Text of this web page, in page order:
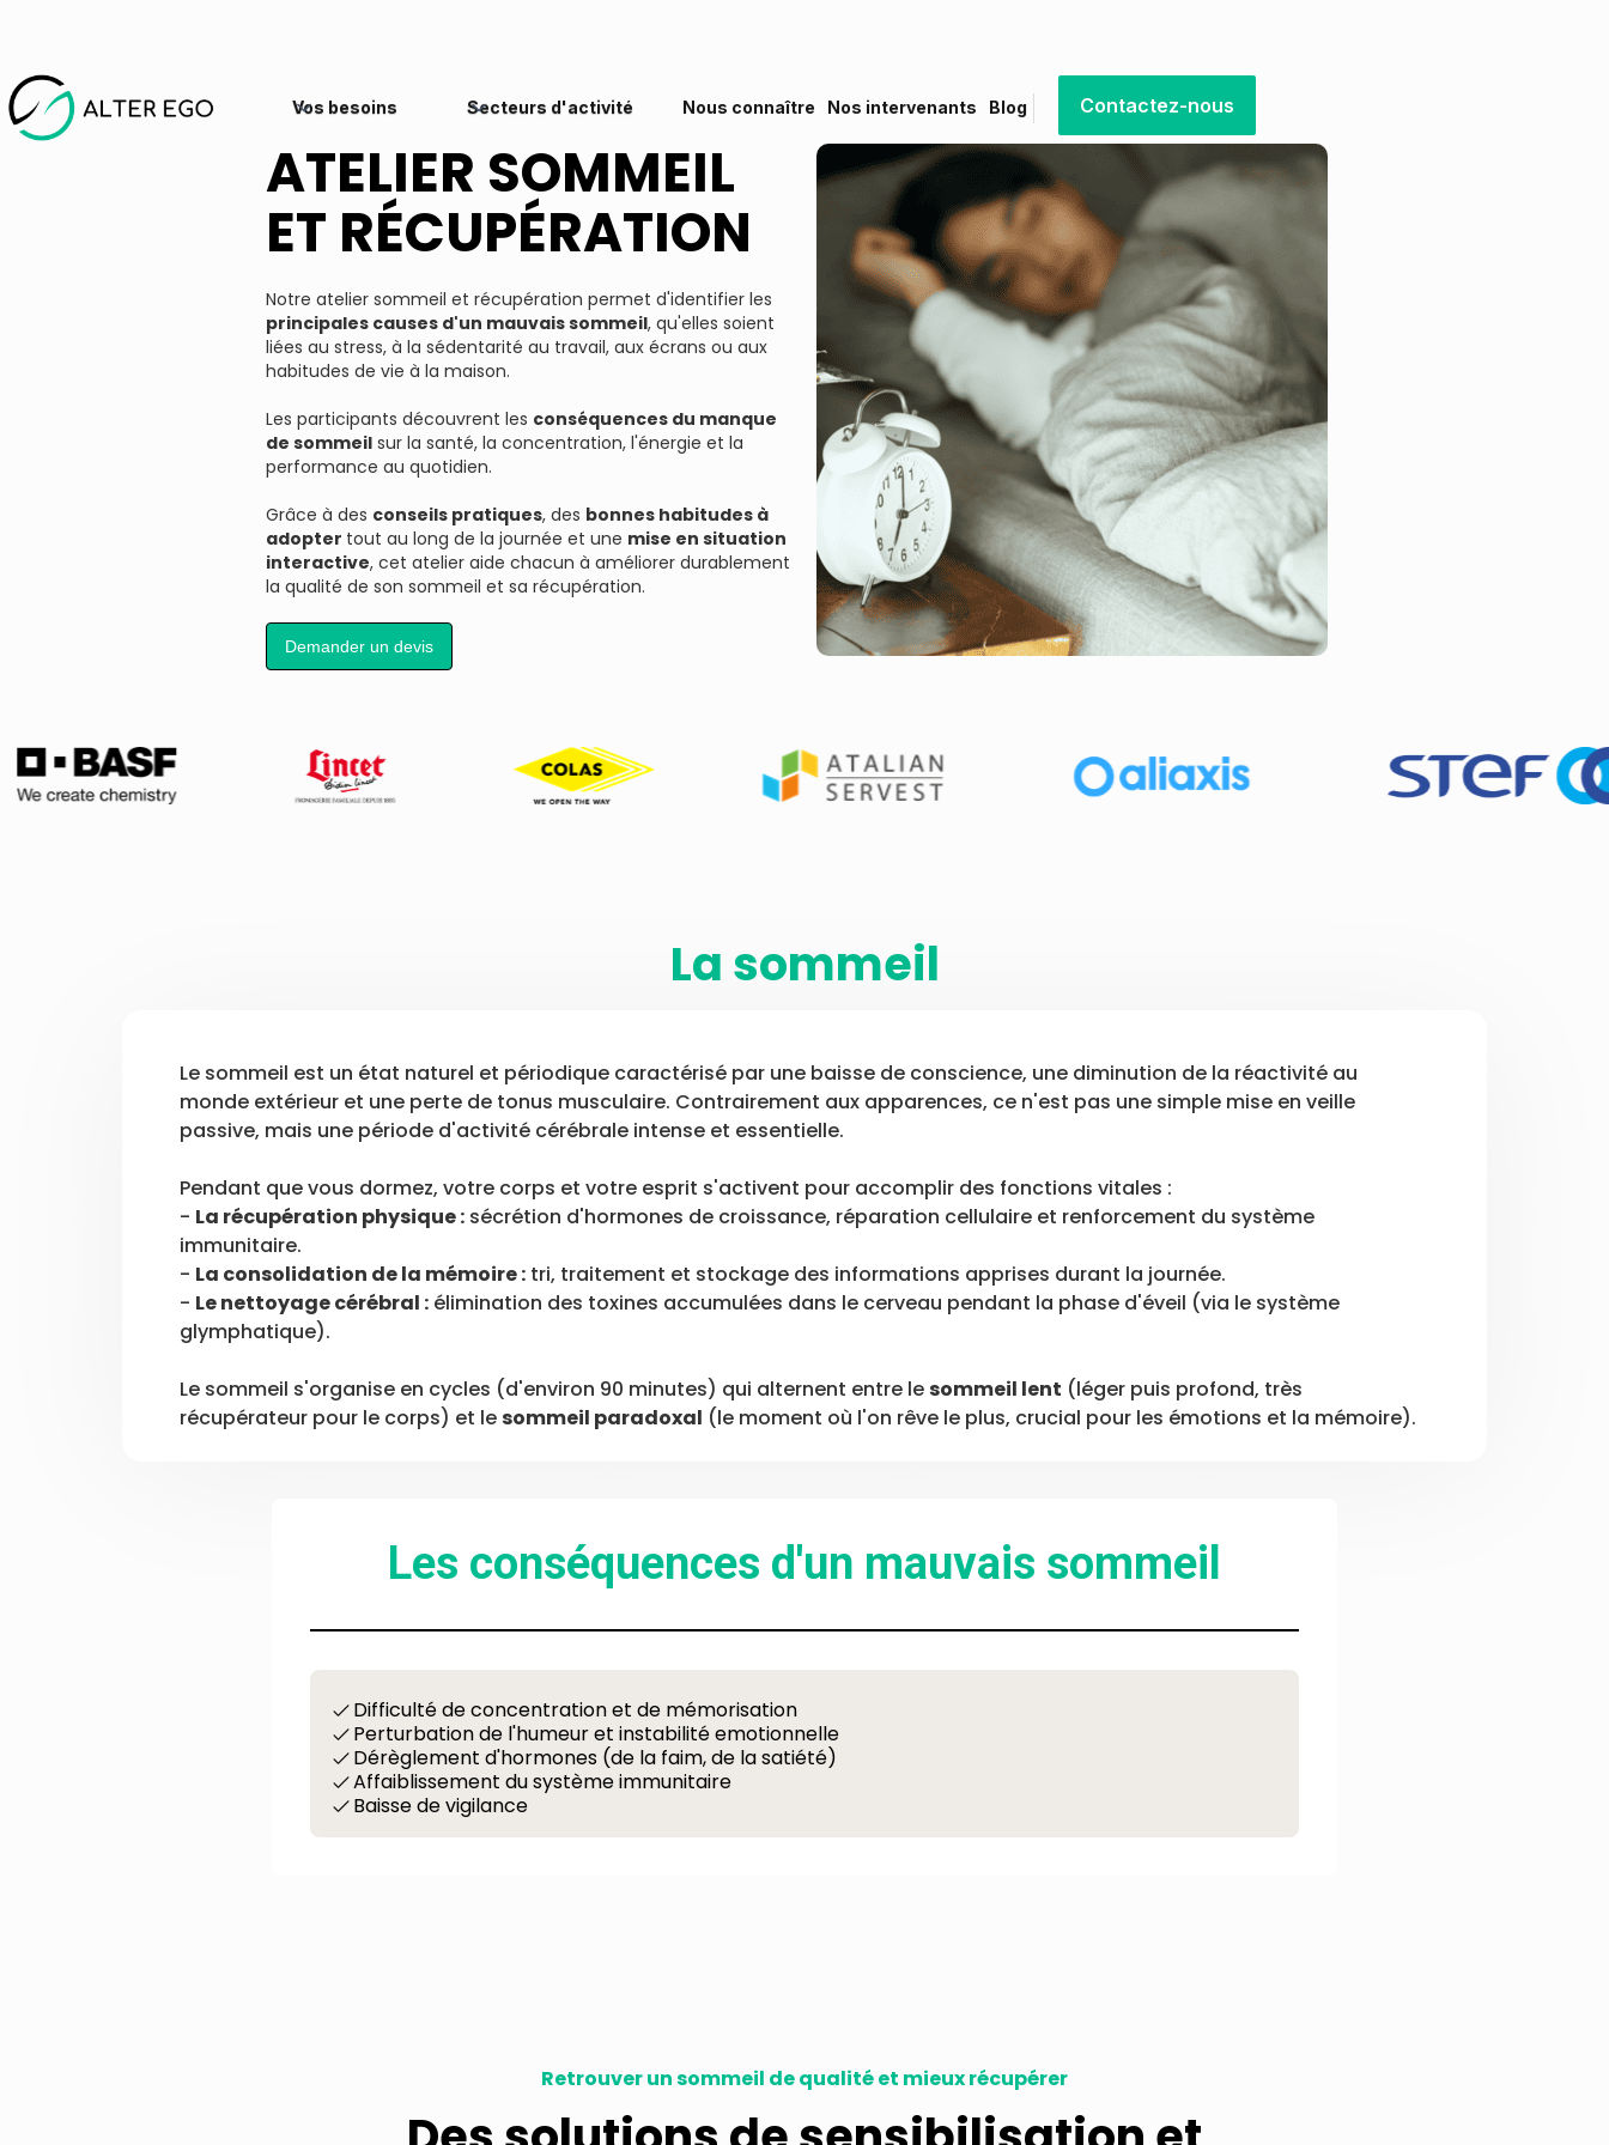
Vos besoins Secteurs d'activité Nous connaître Nos intervenants Blog Contactez-nous
ATELIER SOMMEIL
ET RÉCUPÉRATION
Notre atelier sommeil et récupération permet d'identifier les
principales causes d'un mauvais sommeil, qu'elles soient
liées au stress, à la sédentarité au travail, aux écrans ou aux
habitudes de vie à la maison.
Les participants découvrent les conséquences du manque
de sommeil sur la santé, la concentration, l'énergie et la
performance au quotidien.
Grâce à des conseils pratiques, des bonnes habitudes à
adopter tout au long de la journée et une mise en situation
interactive, cet atelier aide chacun à améliorer durablement
la qualité de son sommeil et sa récupération.
Demander un devis
La sommeil
Le sommeil est un état naturel et périodique caractérisé par une baisse de conscience, une diminution de la réactivité au
monde extérieur et une perte de tonus musculaire. Contrairement aux apparences, ce n'est pas une simple mise en veille
passive, mais une période d'activité cérébrale intense et essentielle.
Pendant que vous dormez, votre corps et votre esprit s'activent pour accomplir des fonctions vitales :
- La récupération physique : sécrétion d'hormones de croissance, réparation cellulaire et renforcement du système
immunitaire.
- La consolidation de la mémoire : tri, traitement et stockage des informations apprises durant la journée.
- Le nettoyage cérébral : élimination des toxines accumulées dans le cerveau pendant la phase d'éveil (via le système
glymphatique).
Le sommeil s'organise en cycles (d'environ 90 minutes) qui alternent entre lesommeil lent (léger puis profond, très
récupérateur pour le corps) et lesommeil paradoxal (le moment où l'on rêve le plus, crucial pour les émotions et la mémoire).
Les conséquences d'un mauvais sommeil
Difficulté de concentration et de mémorisation
Perturbation de l'humeur et instabilité emotionnelle
Dérèglement d'hormones (de la faim, de la satiété)
Affaiblissement du système immunitaire
Baisse de vigilance
Retrouver un sommeil de qualité et mieux récupérer